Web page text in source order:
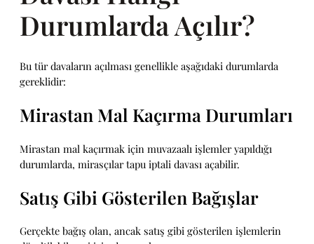
Durumlarda Açılır?
Bu tür davaların açılması genellikle aşağıdaki durumlarda
gereklidir:
Mirastan Mal Kaçırma Durumları
Mirastan mal kaçırmak için muvazaalı işlemler yapıldığı
durumlarda, mirasçılar tapu iptali davası açabilir.
Satış Gibi Gösterilen Bağışlar
Gerçekte bağış olan, ancak satış gibi gösterilen işlemlerin